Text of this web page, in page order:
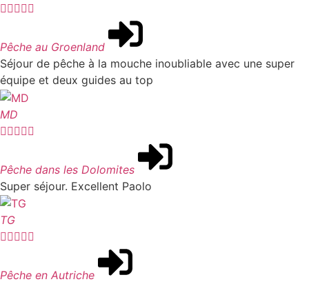

Pêche au Groenland
Séjour de pêche à la mouche inoubliable avec une super
équipe et deux guides au top
MD

Pêche dans les Dolomites
Super séjour. Excellent Paolo
TG

Pêche en Autriche